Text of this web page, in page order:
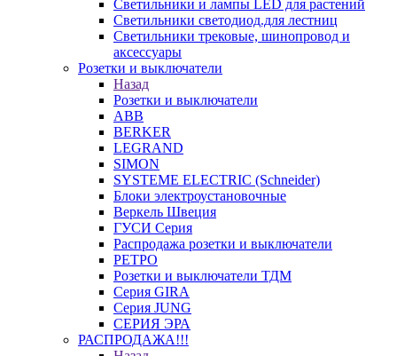
Светильники и лампы LED для растений
Светильники светодиод.для лестниц
Светильники трековые, шинопровод и
аксессуары
Розетки и выключатели
Назад
Розетки и выключатели
ABB
BERKER
LEGRAND
SIMON
SYSTEME ELECTRIC (Schneider)
Блоки электроустановочные
Веркель Швеция
ГУСИ Серия
Распродажа розетки и выключатели
РЕТРО
Розетки и выключатели ТДМ
Серия GIRA
Серия JUNG
СЕРИЯ ЭРА
РАСПРОДАЖА!!!